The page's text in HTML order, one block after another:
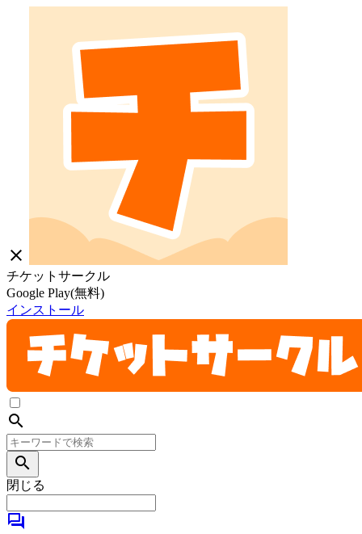
close
チケットサークル
Google Play(無料)
インストール
search
search
閉じる
forum